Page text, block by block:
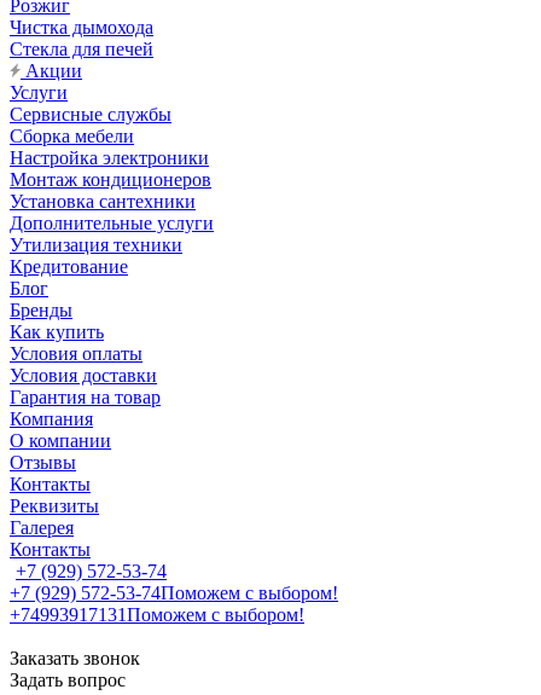
Розжиг
Чистка дымохода
Стекла для печей
Акции
Услуги
Сервисные службы
Сборка мебели
Настройка электроники
Монтаж кондиционеров
Установка сантехники
Дополнительные услуги
Утилизация техники
Кредитование
Блог
Бренды
Как купить
Условия оплаты
Условия доставки
Гарантия на товар
Компания
О компании
Отзывы
Контакты
Реквизиты
Галерея
Контакты
+7 (929) 572-53-74
+7 (929) 572-53-74Поможем с выбором!
+74993917131Поможем с выбором!
Заказать звонок
Задать вопрос